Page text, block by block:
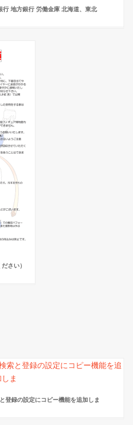
地方銀行 労働金庫 北海道、東北
さい）
登録の設定にコピー機能を追加しま